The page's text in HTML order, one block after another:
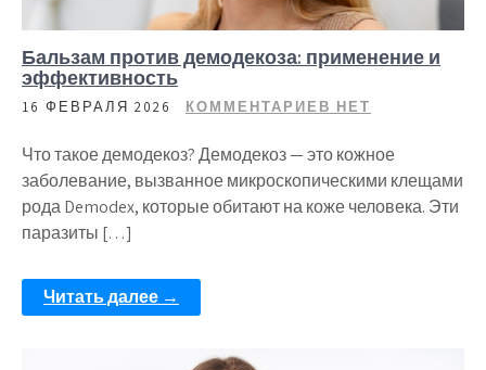
Бальзам против демодекоза: применение и
эффективность
16 ФЕВРАЛЯ 2026 КОММЕНТАРИЕВ НЕТ
Что такое демодекоз? Демодекоз — это кожное
заболевание, вызванное микроскопическими клещами
рода Demodex, которые обитают на коже человека. Эти
паразиты […]
Читать далее →